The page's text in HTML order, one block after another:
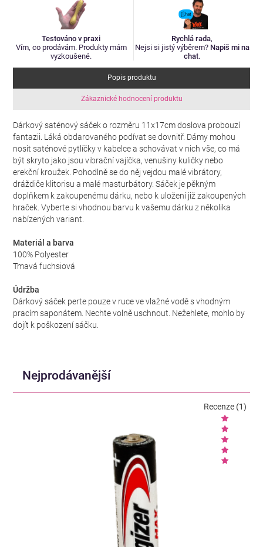
Testováno v praxi
Vím, co prodávám. Produkty mám
vyzkoušené.
Rychlá rada,
Nejsi si jistý výběrem? Napiš mi na
chat.
Popis produktu
Zákaznické hodnocení produktu
Dárkový saténový sáček o rozměru 11x17cm doslova probouzí
fantazii. Láká obdarovaného podívat se dovnitř. Dámy mohou
nosit saténové pytlíčky v kabelce a schovávat v nich vše, co má
být skryto jako jsou vibrační vajíčka, venušiny kuličky nebo
erekční kroužek. Pohodlně se do něj vejdou malé vibrátory,
dráždiče klitorisu a malé masturbátory. Sáček je pěkným
doplňkem k zakoupenému dárku, nebo k uložení již zakoupených
hraček. Vyberte si vhodnou barvu k vašemu dárku z několika
nabízených variant.
Materiál a barva
100% Polyester
Tmavá fuchsiová
Údržba
Dárkový sáček perte pouze v ruce ve vlažné vodě s vhodným
pracím saponátem. Nechte volně uschnout. Nežehlete, mohlo by
dojít k poškození sáčku.
Nejprodávanější
Recenze (1)